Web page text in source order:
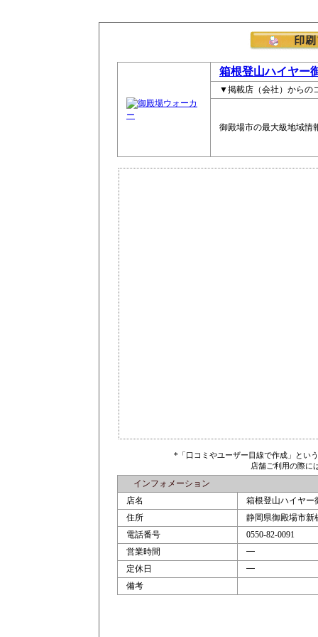
箱根登山ハイヤー
▼掲載店（会社）からの
御殿場市の最大級地域情
*「口コミやユーザー目線で作成」とい
店舗ご利用の際に
インフォメーション
店名
箱根登山ハイヤー
住所
静岡県御殿場市新
電話番号
0550-82-0091
営業時間
━
定休日
━
備考